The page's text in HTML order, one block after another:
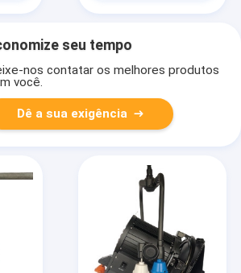
seu tempo
nos contatar os melhores produtos
você.
Dê a sua exigência